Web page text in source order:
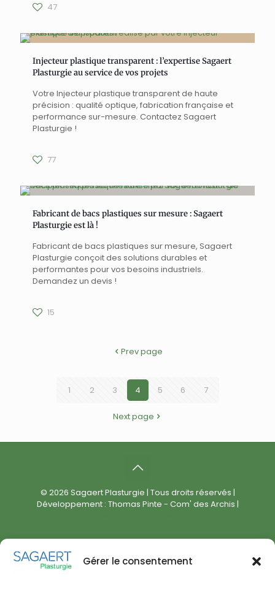
Gérer le consentement
47
Injecteur plastique transparent : l’expertise Sagaert
Plasturgie au service de vos projets
Votre Injecteur plastique transparent de haute
précision : qualité optique, fabrication française et
performance sur-mesure. Contactez Sagaert
Plasturgie !
77
Fabricant de bacs plastiques sur mesure : Sagaert
Plasturgie est là !
Fabricant de bacs plastiques sur mesure, Sagaert
Plasturgie conçoit des solutions durables et
performantes pour vos besoins industriels.
Demandez un devis !
15
Prev page
1 2 3 4 5 6 7
Next page
© 2026 Sagaert Plasturgie | Tous droits réservés |
Développement : Thomas Pinte - Com' des Archis |